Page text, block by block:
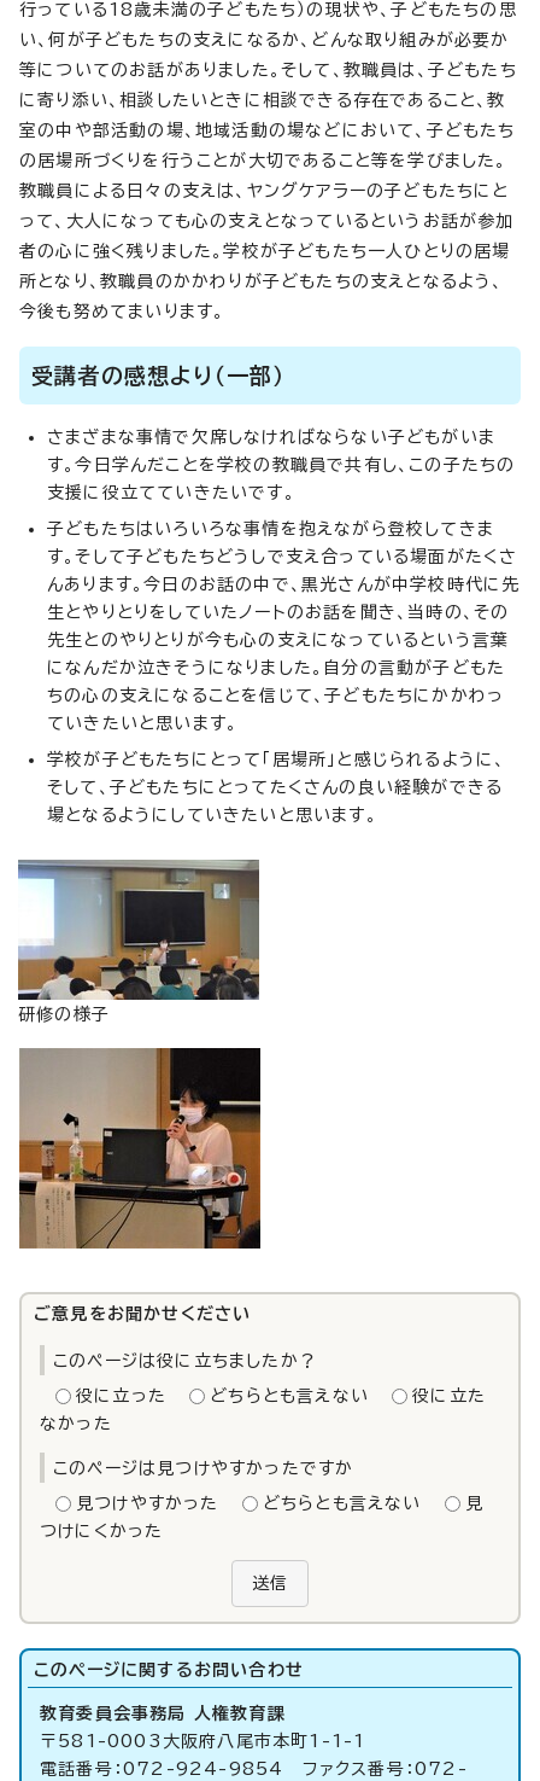
行っている18歳未満の子どもたち）の現状や、子どもたちの思
い、何が子どもたちの支えになるか、どんな取り組みが必要か
等についてのお話がありました。そして、教職員は、子どもたち
に寄り添い、相談したいときに相談できる存在であること、教
室の中や部活動の場、地域活動の場などにおいて、子どもたち
の居場所づくりを行うことが大切であること等を学びました。
教職員による日々の支えは、ヤングケアラーの子どもたちにと
って、大人になっても心の支えとなっているというお話が参加
者の心に強く残りました。学校が子どもたち一人ひとりの居場
所となり、教職員のかかわりが子どもたちの支えとなるよう、
今後も努めてまいります。
受講者の感想より（一部）
さまざまな事情で欠席しなければならない子どもがいま
す。今日学んだことを学校の教職員で共有し、この子たちの
支援に役立てていきたいです。
子どもたちはいろいろな事情を抱えながら登校してきま
す。そして子どもたちどうしで支え合っている場面がたくさ
んあります。今日のお話の中で、黒光さんが中学校時代に先
生とやりとりをしていたノートのお話を聞き、当時の、その
先生とのやりとりが今も心の支えになっているという言葉
になんだか泣きそうになりました。自分の言動が子どもた
ちの心の支えになることを信じて、子どもたちにかかわっ
ていきたいと思います。
学校が子どもたちにとって「居場所」と感じられるように、
そして、子どもたちにとってたくさんの良い経験ができる
場となるようにしていきたいと思います。
研修の様子
ご意見をお聞かせください
このページは役に立ちましたか？
役に立った どちらとも言えない
役に立た
なかった
このページは見つけやすかったですか
見つけやすかった どちらとも言えない
見
つけにくかった
送信
このページに関する お問い合わせ
教育委員会事務局 人権教育課
〒581-0003大阪府八尾市本町1-1-1
電話番号：072-924-9854 ファクス番号：072-